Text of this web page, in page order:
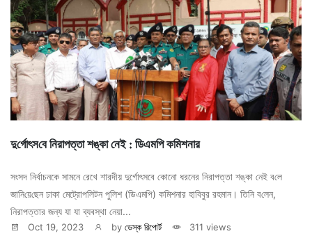
দু‌র্গোৎস‌বে নিরাপত্তা শঙ্কা নেই : ডিএম‌পি ক‌মিশনার
সংসদ নির্বাচনকে সামনে রেখে শারদীয় দুর্গোৎসবে কোনো ধরনের নিরাপত্তা শঙ্কা নেই ব‌লে
জা‌নি‌য়ে‌ছেন ঢাকা মেট্রোপলিটন পুলিশ (ডিএমপি) কমিশনার হাবিবুর রহমান। তি‌নি ব‌লেন,
নিরাপত্তার জন্য যা যা ব্যবস্থা নেয়া...
Oct 19, 2023 by ডেস্ক রিপোর্ট 311 views